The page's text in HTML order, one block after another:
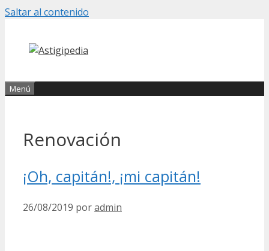
Saltar al contenido
Menú
Renovación
¡Oh, capitán!, ¡mi capitán!
26/08/2019 poradmin